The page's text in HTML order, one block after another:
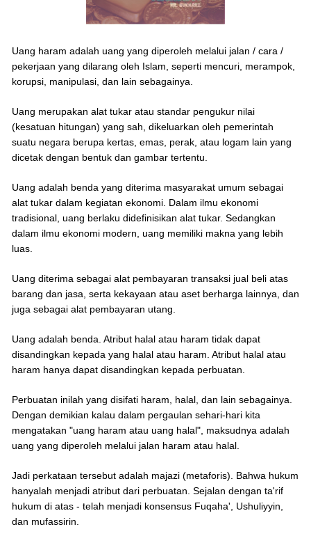
Uang haram adalah uang yang diperoleh melalui jalan / cara /
pekerjaan yang dilarang oleh Islam, seperti mencuri, merampok,
korupsi, manipulasi, dan lain sebagainya.
Uang merupakan alat tukar atau standar pengukur nilai
(kesatuan hitungan) yang sah, dikeluarkan oleh pemerintah
suatu negara berupa kertas, emas, perak, atau logam lain yang
dicetak dengan bentuk dan gambar tertentu.
Uang adalah benda yang diterima masyarakat umum sebagai
alat tukar dalam kegiatan ekonomi. Dalam ilmu ekonomi
tradisional, uang berlaku didefinisikan alat tukar. Sedangkan
dalam ilmu ekonomi modern, uang memiliki makna yang lebih
luas.
Uang diterima sebagai alat pembayaran transaksi jual beli atas
barang dan jasa, serta kekayaan atau aset berharga lainnya, dan
juga sebagai alat pembayaran utang.
Uang adalah benda. Atribut halal atau haram tidak dapat
disandingkan kepada yang halal atau haram. Atribut halal atau
haram hanya dapat disandingkan kepada perbuatan.
Perbuatan inilah yang disifati haram, halal, dan lain sebagainya.
Dengan demikian kalau dalam pergaulan sehari-hari kita
mengatakan "uang haram atau uang halal", maksudnya adalah
uang yang diperoleh melalui jalan haram atau halal.
Jadi perkataan tersebut adalah majazi (metaforis). Bahwa hukum
hanyalah menjadi atribut dari perbuatan. Sejalan dengan ta'rif
hukum di atas - telah menjadi konsensus Fuqaha', Ushuliyyin,
dan mufassirin.